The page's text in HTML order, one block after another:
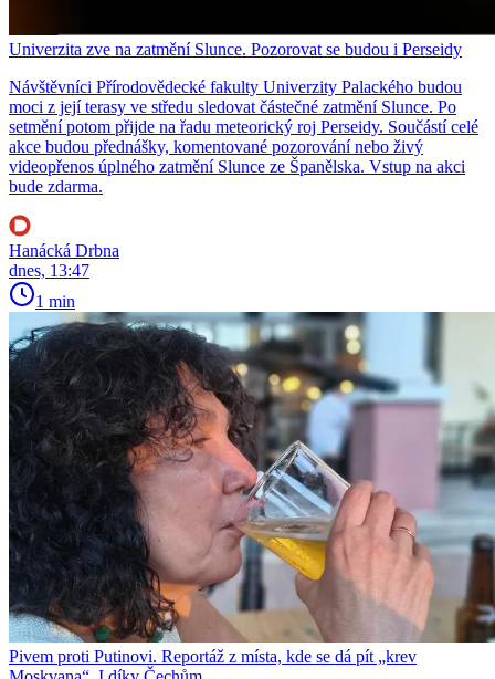
Univerzita zve na zatmění Slunce. Pozorovat se budou i Perseidy
Návštěvníci Přírodovědecké fakulty Univerzity Palackého budou
moci z její terasy ve středu sledovat částečné zatmění Slunce. Po
setmění potom přijde na řadu meteorický roj Perseidy. Součástí celé
akce budou přednášky, komentované pozorování nebo živý
videopřenos úplného zatmění Slunce ze Španělska. Vstup na akci
bude zdarma.
Hanácká Drbna
dnes, 13:47
1 min
Pivem proti Putinovi. Reportáž z místa, kde se dá pít „krev